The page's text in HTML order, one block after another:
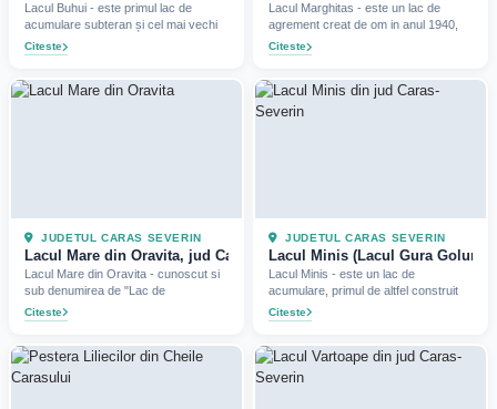
Lacul Buhui - este primul lac de
acumulare subteran și cel mai vechi
Citeste
Lacul Marghitas - este un lac de
agrement creat de om in anul 1940,
Citeste
JUDETUL CARAS SEVERIN
Lacul Mare din Oravita, jud Caras-Severin (2022)
Lacul Mare din Oravita - cunoscut si
sub denumirea de "Lac de
Citeste
JUDETUL CARAS SEVERIN
Lacul Minis (Lacul Gura
Lacul Minis - este un lac de
acumulare, primul de altfel construit
Citeste